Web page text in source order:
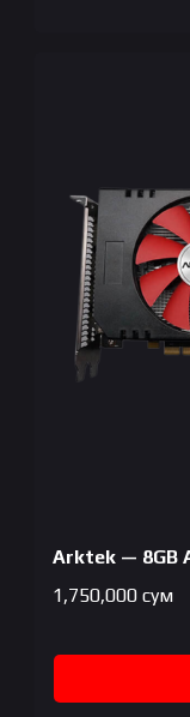
Arktek — 8GB
1,750,000 сум